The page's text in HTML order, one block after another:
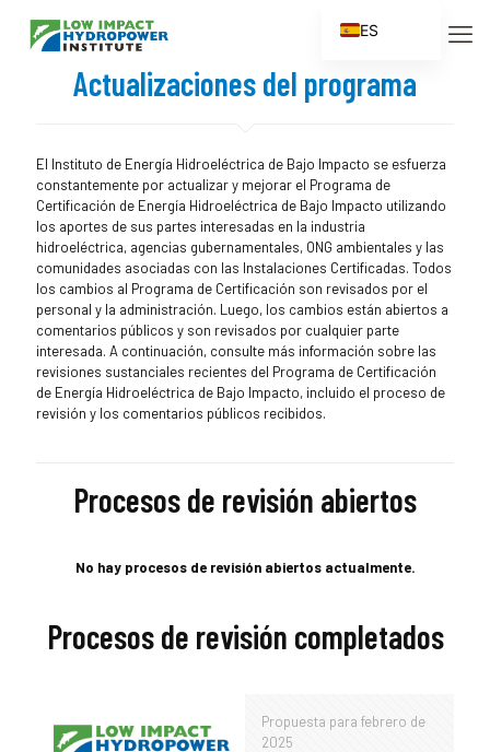
Actualizaciones del programa
El Instituto de Energía Hidroeléctrica de Bajo Impacto se esfuerza
constantemente por actualizar y mejorar el Programa de
Certificación de Energía Hidroeléctrica de Bajo Impacto utilizando
los aportes de sus partes interesadas en la industria
hidroeléctrica, agencias gubernamentales, ONG ambientales y las
comunidades asociadas con las Instalaciones Certificadas. Todos
los cambios al Programa de Certificación son revisados por el
personal y la administración. Luego, los cambios están abiertos a
comentarios públicos y son revisados por cualquier parte
interesada. A continuación, consulte más información sobre las
revisiones sustanciales recientes del Programa de Certificación
de Energía Hidroeléctrica de Bajo Impacto, incluido el proceso de
revisión y los comentarios públicos recibidos.
Procesos de revisión abiertos
No hay procesos de revisión abiertos actualmente.
Procesos de revisión completados
Propuesta para febrero de
2025
ES
FR
ZH_CN